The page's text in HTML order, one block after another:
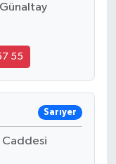
55
Sarıyer
Caddesi